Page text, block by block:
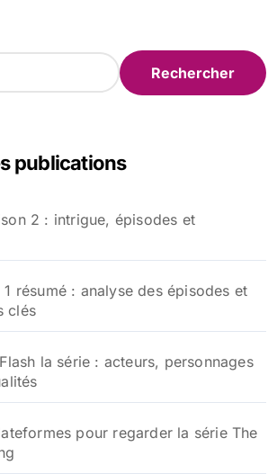
publications
2 : intrigue, épisodes et
1 résumé : analyse des épisodes et
clés
la série : acteurs, personnages
pour regarder la série The